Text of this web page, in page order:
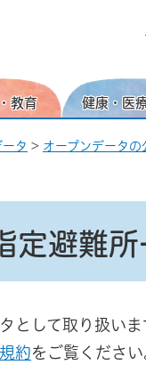
教育 健康・医
タ > オープンデータの
定避難
として取り扱いま
約をご覧ください